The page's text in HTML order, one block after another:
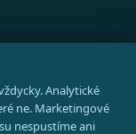
Poradna·Kde působíme
Analytické
ne. Marketingové
nespustíme ani